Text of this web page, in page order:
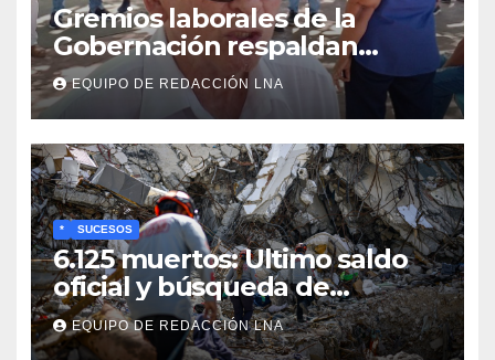
Gremios laborales de la
Gobernación respaldan
propuesta de Bono
Recreativo de 100 dólares
para jubilados, pensionados y
activos
EQUIPO DE REDACCIÓN LNA
* SUCESOS
6.125 muertos: Ultimo saldo
oficial y búsqueda de
cadáveres continúa entre los
escombros
EQUIPO DE REDACCIÓN LNA